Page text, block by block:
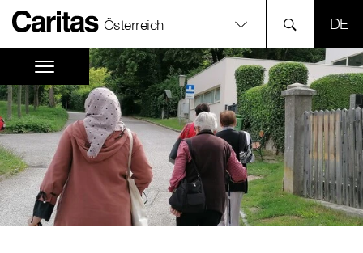
Österreich